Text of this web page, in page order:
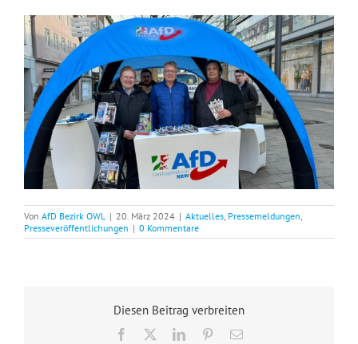
Von AfD Bezirk OWL | 20. März 2024 | Aktuelles, Pressemeldungen,
Presseveröffentlichungen | 0 Kommentare
Diesen Beitrag verbreiten
Facebook LinkedInPinterest
E-